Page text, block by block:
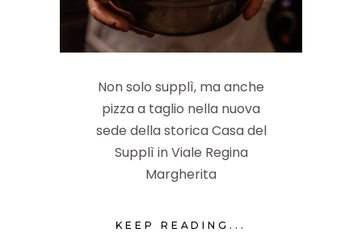
Non solo supplì, ma anche
pizza a taglio nella nuova
sede della storica Casa del
Supplì in Viale Regina
Margherita
KEEP READING...